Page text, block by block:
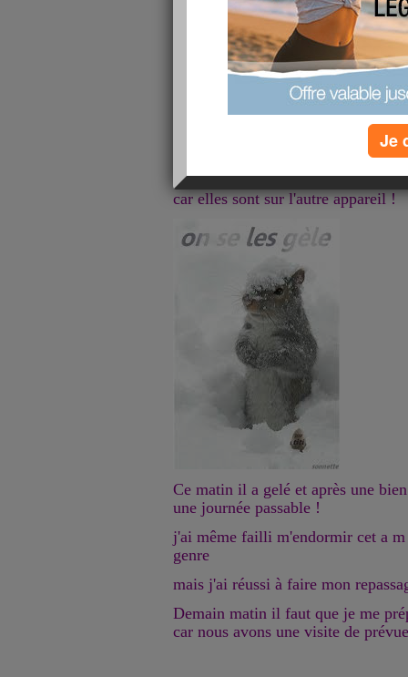
Mon ordi est malade ! demain il
heureusement qu'on a le portable
en tout cas plus de photos du
car elles sont sur l'autre appareil !
Ce matin il a gelé et après une
une journée passable !
j'ai même failli m'endormir cet a m
genre
mais j'ai réussi à faire mon
Demain matin il faut que je me
car nous avons une visite de
Je